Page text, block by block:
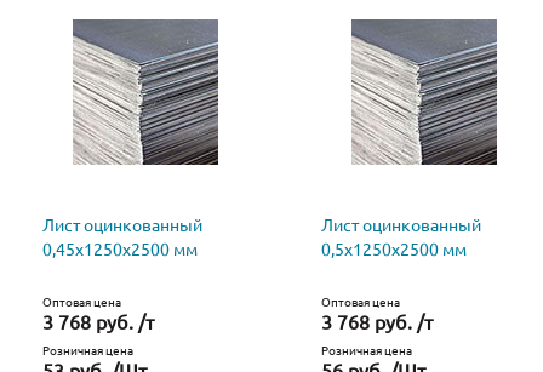
Лист оцинкованный
0,45х1250х2500 мм
Оптовая цена
3 768 руб. /т
Розничная цена
Лист оцинкованный
0,5х1250х2500 мм
Оптовая цена
3 768 руб. /т
Розничная цена